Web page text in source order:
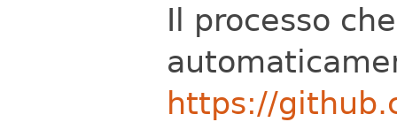
Il processo
https://